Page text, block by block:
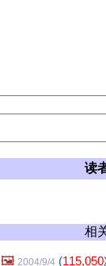
读
相
🖼️ 2004/9/4 (115,050